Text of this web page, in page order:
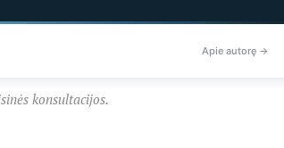
Apie autorę →
konsultacijos.